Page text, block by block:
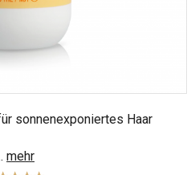
sonnenexponiertes Haar
mehr